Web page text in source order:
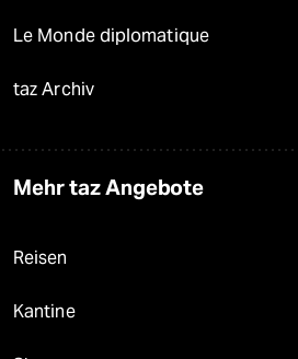
Le Monde diplomatique
taz Archiv
Mehr taz Angebote
Reisen
Kantine